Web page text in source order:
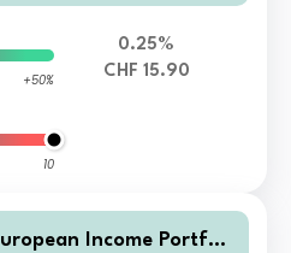
+50%
10
0.25%
CHF 15.90
Income Portfoli